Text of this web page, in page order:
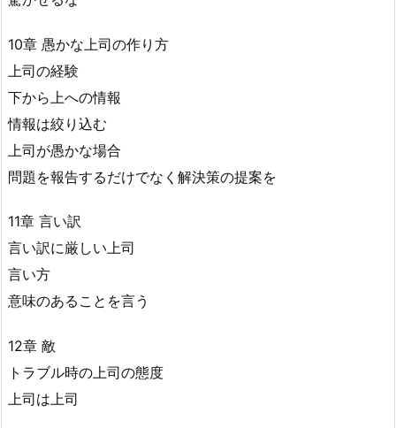
10章 愚かな上司の作り方
上司の経験
下から上への情報
情報は絞り込む
上司が愚かな場合
問題を報告するだけでなく解決策の提案を
11章 言い訳
言い訳に厳しい上司
言い方
意味のあることを言う
12章 敵
トラブル時の上司の態度
上司は上司